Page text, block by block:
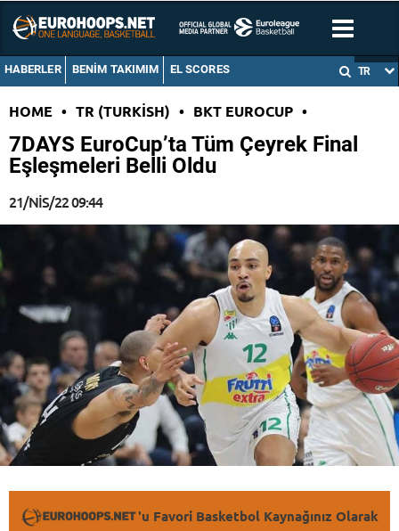
HABERLER BENIM TAKIMIM EL SCORES TR
HOME • TR (TURKISH) • BKT EUROCUP •
7DAYS EuroCup’ta Tüm Çeyrek Final
Eşleşmeleri Belli Oldu
21/NIS/22 09:44
'u Favori Basketbol Kaynağınız Olarak